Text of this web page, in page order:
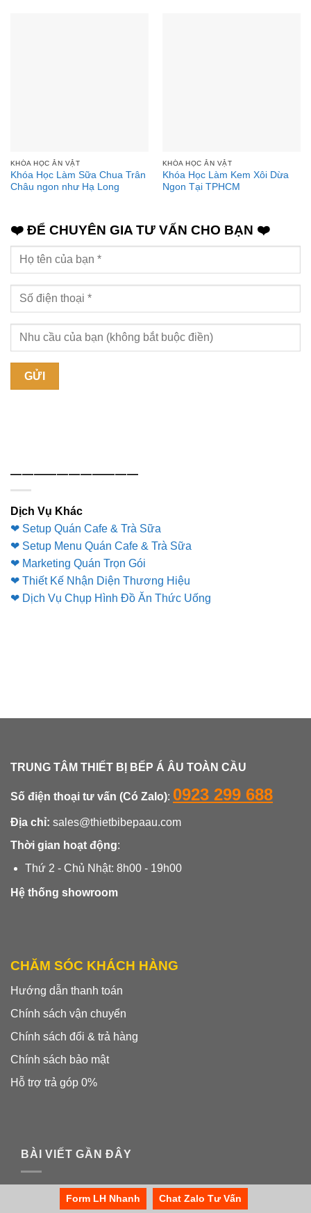
Form LH Nhanh Chat Zalo Tư Vấn
KHÓA HỌC ĂN VẶT
Khóa Học Làm Sữa Chua Trân
Châu ngon như Hạ Long
KHÓA HỌC ĂN VẶT
Khóa Học Làm Kem Xôi Dừa
Ngon Tại TPHCM
❤️ ĐỂ CHUYÊN GIA TƯ VẤN CHO BẠN ❤️
———————————
Dịch Vụ Khác
❤ Setup Quán Cafe & Trà Sữa
❤ Setup Menu Quán Cafe & Trà Sữa
❤ Marketing Quán Trọn Gói
❤ Thiết Kế Nhận Diện Thương Hiệu
❤ Dịch Vụ Chụp Hình Đồ Ăn Thức Uống
TRUNG TÂM THIẾT BỊ BẾP Á ÂU TOÀN CẦU
Số điện thoại tư vấn (Có Zalo): 0923 299 688
Địa chỉ: sales@thietbibepaau.com
Thời gian hoạt động:
Thứ 2 - Chủ Nhật: 8h00 - 19h00
Hệ thống showroom
CHĂM SÓC KHÁCH HÀNG
Hướng dẫn thanh toán
Chính sách vận chuyển
Chính sách đổi & trả hàng
Chính sách bảo mật
Hỗ trợ trả góp 0%
BÀI VIẾT GẦN ĐÂY
So sánh Aurelia MP và Victoria Arduino Black
Eagle: Kẻ tám lạng người nửa cân